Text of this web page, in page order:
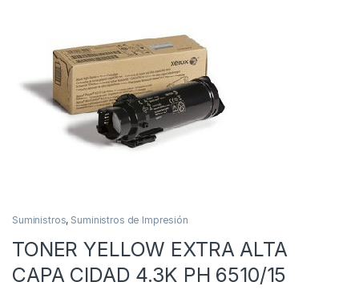
Suministros, Suministros de Impresión
TONER YELLOW EXTRA ALTA
CAPA CIDAD 4.3K PH 6510/15